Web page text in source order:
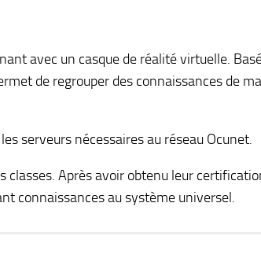
avec un casque de réalité virtuelle.
de regrouper des connaissances de
serveurs nécessaires au réseau Ocunet.
classes. Après avoir obtenu leur
connaissances au système universel.